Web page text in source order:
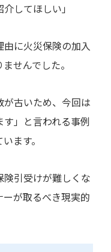
してほしい」
に火災保険の加入
せんでした。
が古いため、今回は
」と言われる事例
ます。
険引受けが難しくな
が取るべき現実的